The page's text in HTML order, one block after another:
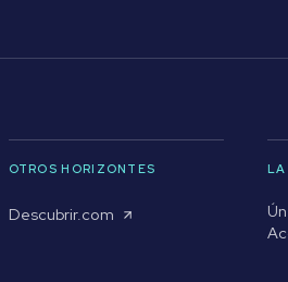
OTROS HORIZONTES
Descubrir.com
LA